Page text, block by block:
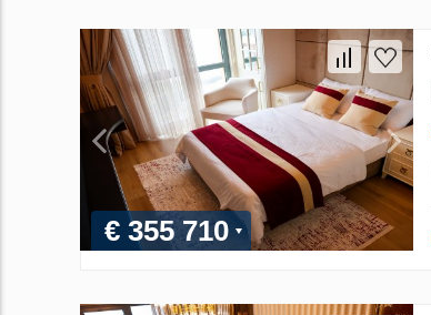
€ 355 710